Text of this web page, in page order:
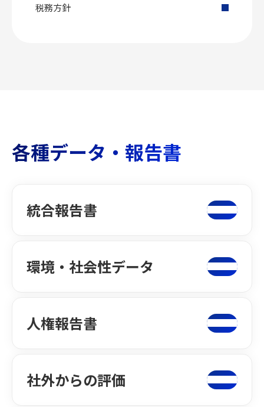
税務方針
各種データ・報告書
統合報告書
環境・社会性データ
人権報告書
社外からの評価